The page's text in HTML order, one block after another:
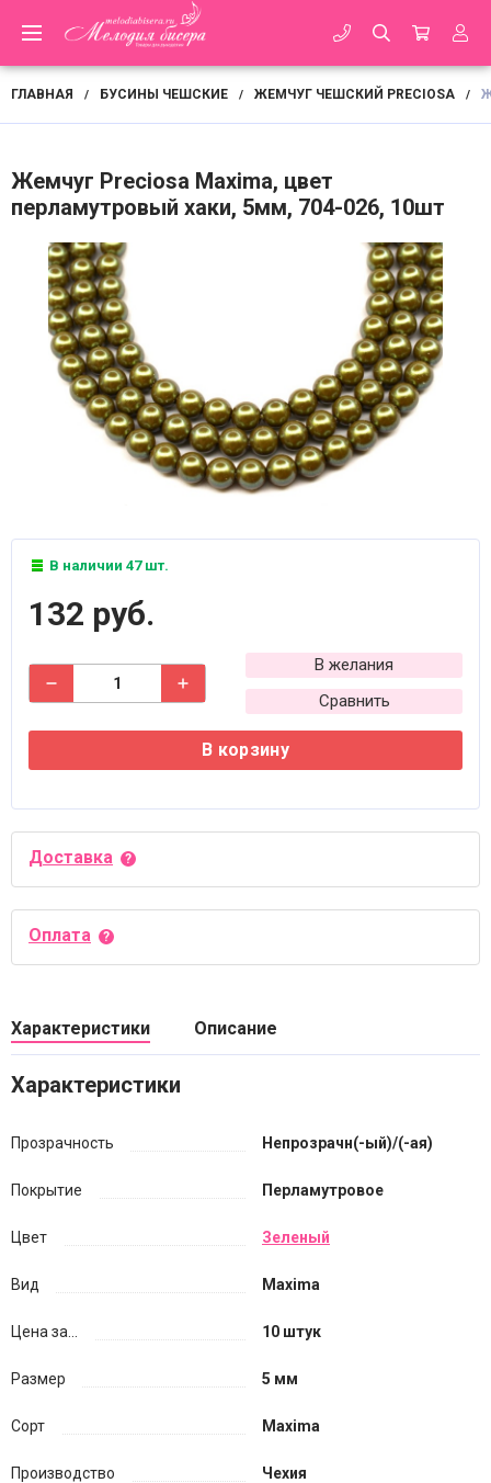
ГЛАВНАЯ / БУСИНЫ ЧЕШСКИЕ / ЖЕМЧУГ ЧЕШСКИЙ PRECIOSA /
Жемчуг Preciosa Maxima, цвет
перламутровый хаки, 5мм, 704-026, 10шт
В наличии 47 шт.
132 руб.
В желания
Сравнить
В корзину
Доставка
Оплата
Характеристики Описание
Характеристики
Прозрачность Непрозрачн(-ый)/(-ая)
Покрытие Перламутровое
Цвет Зеленый
Вид Maxima
Цена за... 10 штук
Размер 5 мм
Сорт Maxima
Производство Чехия